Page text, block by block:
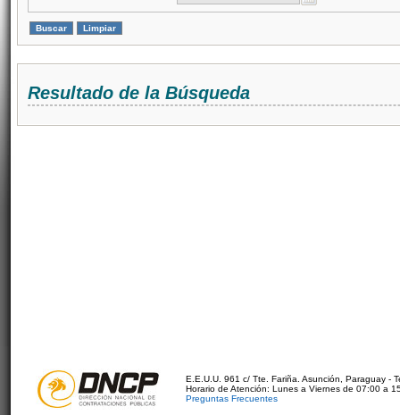
Resultado de la Búsqueda
E.E.U.U. 961 c/ Tte. Fariña. Asunción, Paraguay -
Horario de Atención: Lunes a Viernes de 07:00 a
Preguntas Frecuentes